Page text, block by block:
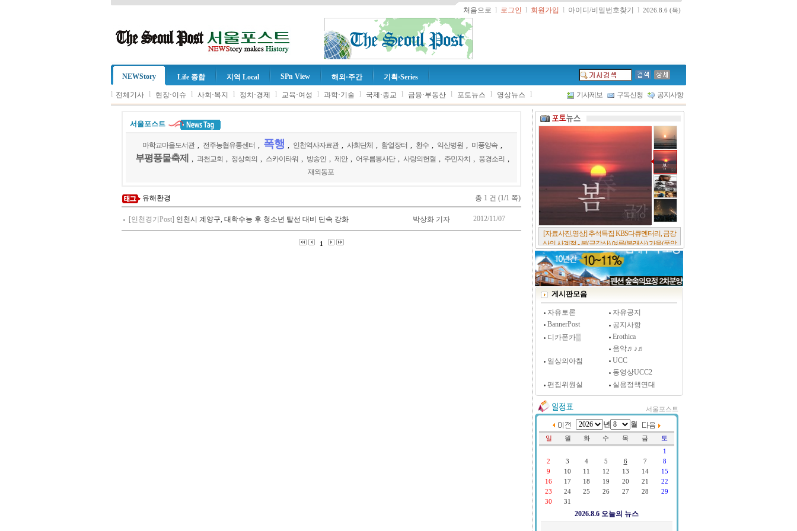
처음으로 l 로그인 l 회원가입 l 아이디/비밀번호찾기 l 2026.8.6 (목)
NEWStory Life 종합 지역 Local SPn View 해외·주간 기획·Series
l 전체기사 l 현장·이슈 l 사회·복지 l 정치·경제 l 교육·여성 l 과학·기술 l 국제·종교 l 금융·부동산 l 포토뉴스 l 영상뉴스 l 기사제보 구독신청 공지사항
서울포스트
마학교마을도서관 전주농협유통센터 폭행 인천역사자료관 사회단체 함열장터 환수 익산병원 미풍양속
부평풍물축제 과천교회 정상회의 스카이타워 방송인 제안 어우름봉사단 사랑의헌혈 주민자치 풍경소리
재외동포
유해환경 총 1 건 (1/1 쪽)
[인천경기Post] 인천시 계양구, 대학수능 후 청소년 탈선 대비 단속 강화 박상화 기자 2012/11/07
1
[서울포스트논단] 담배에 관한 추억, 연도별 우리
나라 금연정책 및 금연구역 확대 추이, 정부가 아
무리 더 해롭다고 사기를 쳐대도 피워 본 사람은
다 안다, 전자담배시장은 10년새 폭발적 증가세..
[시사저널 인터뷰] 윤방부 연세대 의대 명예교수,
"골초에게 전자담배를 허하라"
게시판모음
자유토론
자유공지
BannerPost
공지사항
디카폰카▒
Erothica
음악♬♪♬
일상의아침
UCC
동영상UCC2
편집위원실
실용정책연대
서울포스트